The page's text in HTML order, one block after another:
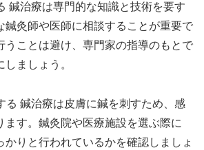
鍼治療は専門的な知識と技術を要す
鍼灸師や医師に相談することが重要で
うことは避け、専門家の指導のもとで
ましょう。
る 鍼治療は皮膚に鍼を刺すため、感
ます。鍼灸院や医療施設を選ぶ際に
かりと行われているかを確認しましょ